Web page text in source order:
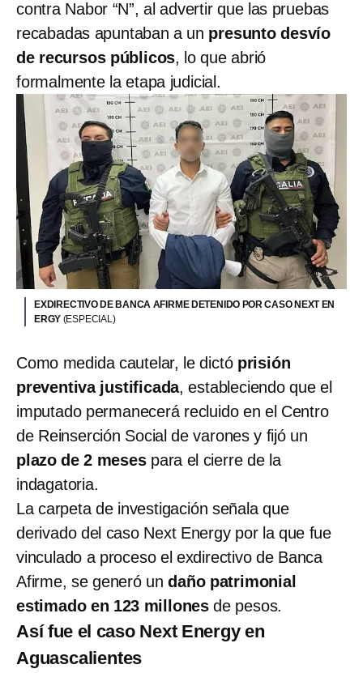
contra Nabor “N”, al advertir que las pruebas
recabadas apuntaban a un presunto desvío
de recursos públicos, lo que abrió
formalmente la etapa judicial.
EXDIRECTIVO DE BANCA AFIRME DETENIDO POR CASO NEXT EN
ERGY (ESPECIAL)
Como medida cautelar, le dictóprisión
preventiva justificada, estableciendo que el
imputado permanecerá recluido en el Centro
de Reinserción Social de varones y fijó un
plazo de 2 mesespara el cierre de la
indagatoria.
La carpeta de investigación señala que
derivado del caso Next Energy por la que fue
vinculado a proceso el exdirectivo de Banca
Afirme, se generó undaño patrimonial
estimado en 123 millones de pesos.
Así fue el caso Next Energy en
Aguascalientes